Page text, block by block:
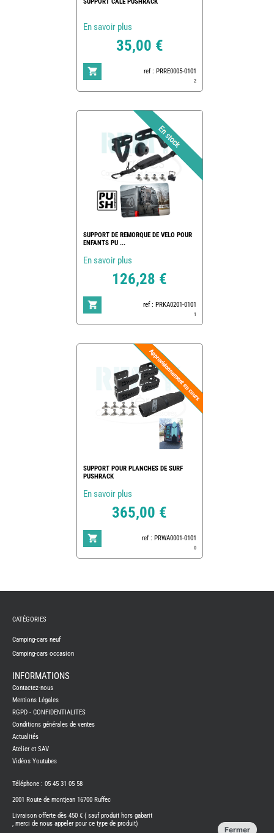
En savoir plus
35,00 €
ref : PRRE0005-0101
2
SUPPORT DE REMORQUE DE VELO POUR
ENFANTS PU ...
En savoir plus
126,28 €
ref : PRKA0201-0101
1
SUPPORT POUR PLANCHES DE SURF
PUSHRACK
En savoir plus
365,00 €
ref : PRWA0001-0101
0
CAMPING-
NEUFS
CAMPING-
CAMPING-
BENIMAR
CAMPING-
CARADO
CAMPING-
ITINEO
CAMPING-
OCCASION
CATÉGORIES
Camping-cars neuf
Camping-cars occasion
INFORMATIONS
Contactez-nous
Mentions Légales
RGPD - CONFIDENTIALITES
Conditions générales de ventes
Actualités
Atelier et SAV
Vidéos Youtubes
Téléphone : 05 45 31 05 58
2001 Route de montjean 16700 Ruffec
Livraison offerte dès 450 € ( sauf produit hors gabarit
, merci de nous appeler pour ce type de produit)